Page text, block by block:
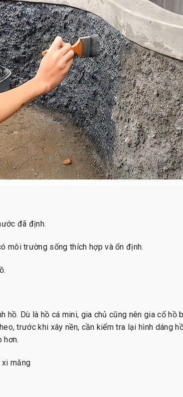
đã định.
môi trường sống thích hợp và ổn định.
hồ. Dù là hồ cá mini, gia chủ cũng nên gia cố
trước khi xây nền, cần kiểm tra lại hình dáng
hơn.